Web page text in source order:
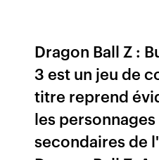
Dragon Ball Z :
3 est un jeu de
titre reprend
les
secondaires de